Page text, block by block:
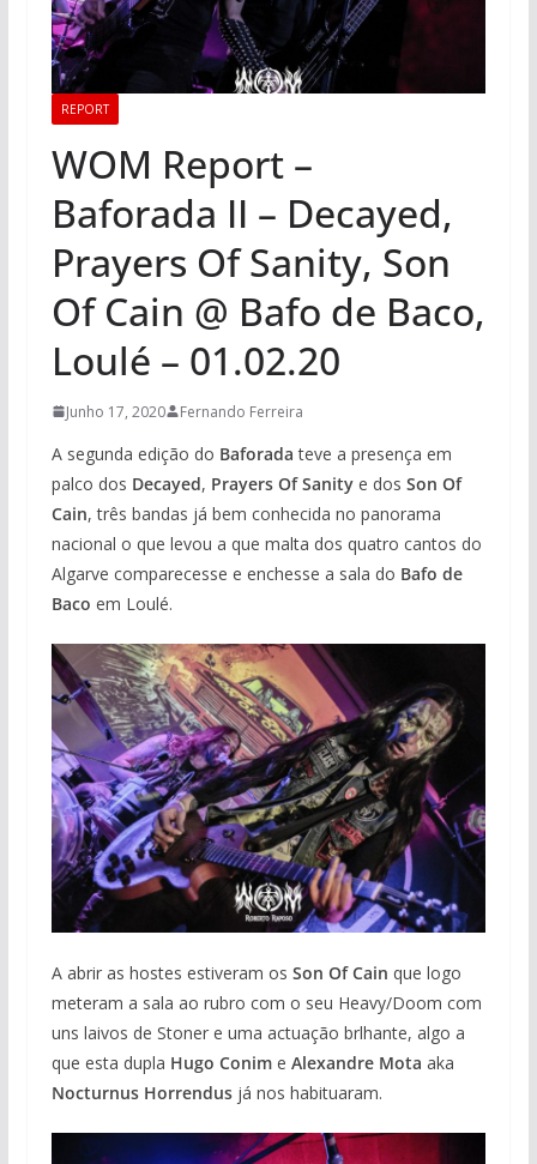
REPORT
WOM Report –
Baforada II – Decayed,
Prayers Of Sanity, Son
Of Cain @ Bafo de Baco,
Loulé – 01.02.20
Junho 17, 2020 Fernando Ferreira
A segunda edição do Baforada teve a presença em
palco dos Decayed, Prayers Of Sanitye dos Son Of
Cain, três bandas já bem conhecida no panorama
nacional o que levou a que malta dos quatro cantos do
Algarve comparecesse e enchesse a sala do Bafo de
Baco em Loulé.
A abrir as hostes estiveram os Son Of Cain que logo
meteram a sala ao rubro com o seu Heavy/Doom com
uns laivos de Stoner e uma actuação brlhante, algo a
que esta dupla Hugo Conime Alexandre Mota aka
Nocturnus Horrendusjá nos habituaram.